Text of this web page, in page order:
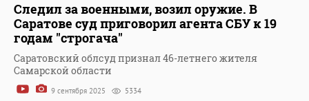
Следил за военными, возил оружие. В
Саратове суд приговорил агента СБУ к 19
годам "строгача"
Саратовский облсуд признал 46-летнего жителя
Самарской области
9 сентября 2025 5334